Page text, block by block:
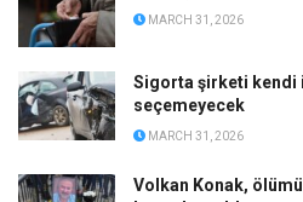
MARCH 31, 2026
Sigorta şirketi kendi
seçemeyecek
MARCH 31, 2026
Volkan Konak,